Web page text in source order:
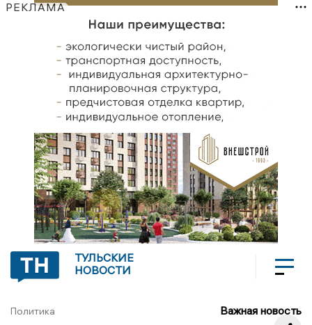
РЕКЛАМА
ТУЛЬСКИЕ
НОВОСТИ
Политика Важная новость